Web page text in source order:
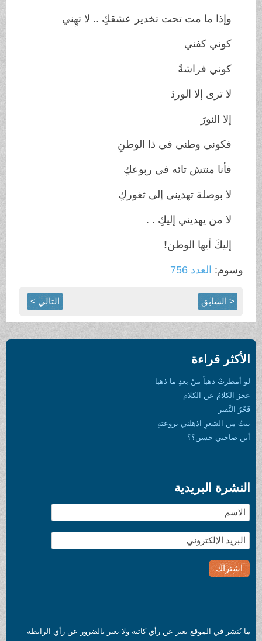
وإذا ما مت تحت تخدير عشقكِ .. لا تهِني
كوني كفني
كوني فراشةً
لا ترى إلا الوردَ
إلا النورَ
فكوني وطني في ذا الوطنِ
فأنا منتش تائه في ربوعكِ
لا بوصلة تهديني إلى ثغوركِ
لا من يهديني إليكِ . .
إليكَ أيها الوطن!
وسوم:العدد 756
< السابق التالي >
الأكثر قراءة
لو أمطرتْ ذهباً منْ بعدِ ما ذهبا
عجز الكلامُ عن الكلام
فَجْرُ النَّفير
بيتٌ من الشعرِ اذهلني بروعتهِ
أين صاحبي حسن؟؟
النشرة البريدية
ما يُنشر في الموقع يعبر عن رأي كاتبه ولا يعبر بالضرور عن رأي الرابطة